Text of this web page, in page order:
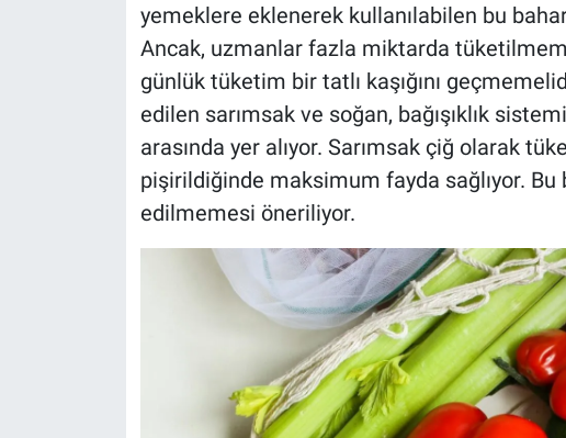
yemeklere eklenerek kullanılabilen bu
Ancak, uzmanlar fazla miktarda
günlük tüketim bir tatlı kaşığını
edilen sarımsak ve soğan, bağışıklık
arasında yer alıyor. Sarımsak çiğ olarak
pişirildiğinde maksimum fayda sağlıyor.
edilmemesi öneriliyor.